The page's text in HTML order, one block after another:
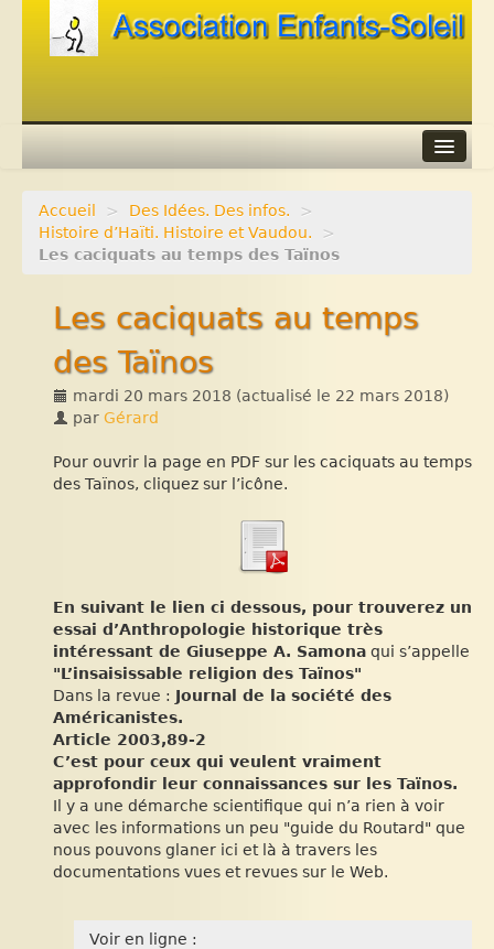
Agenda
Adhérer
Contacts
Liens
Accueil > Des Idées. Des infos.
>
Histoire d’Haïti. Histoire et Vaudou.
>
Les caciquats au temps des Taïnos
Les caciquats au temps
des Taïnos
mardi 20 mars 2018 (actualisé le 22 mars 2018)
par Gérard
Pour ouvrir la page en PDF sur les caciquats au temps
des Taïnos, cliquez sur l’icône.
En suivant le lien ci dessous, pour trouverez un
essai d’Anthropologie historique très
intéressant de Giuseppe A. Samona qui s’appelle
"L’insaisissable religion des Taïnos"
Dans la revue : Journal de la société des
Américanistes.
Article 2003,89-2
C’est pour ceux qui veulent vraiment
approfondir leur connaissances sur les Taïnos.
Il y a une démarche scientifique qui n’a rien à voir
avec les informations un peu "guide du Routard" que
nous pouvons glaner ici et là à travers les
documentations vues et revues sur le Web.
Voir en ligne :